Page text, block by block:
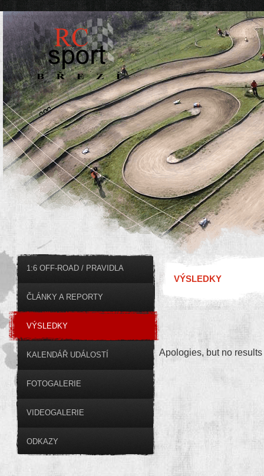
1:6 OFF-ROAD / PRAVIDLA
ČLÁNKY A REPORTY
VÝSLEDKY
KALENDÁŘ UDÁLOSTÍ
FOTOGALERIE
VIDEOGALERIE
ODKAZY
VÝSLEDKY
Apologies, but no